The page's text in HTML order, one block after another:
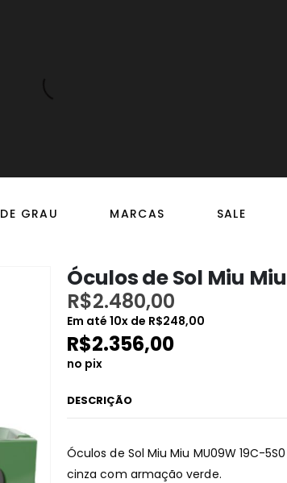
GRAU MARCAS SALE
Óculos de Sol Miu
R$2.480,00
Em até 10x de R$248,00
R$2.356,00
no pix
DESCRIÇÃO
Óculos de Sol Miu Miu MU09W 19C-
cinza com armação verde.